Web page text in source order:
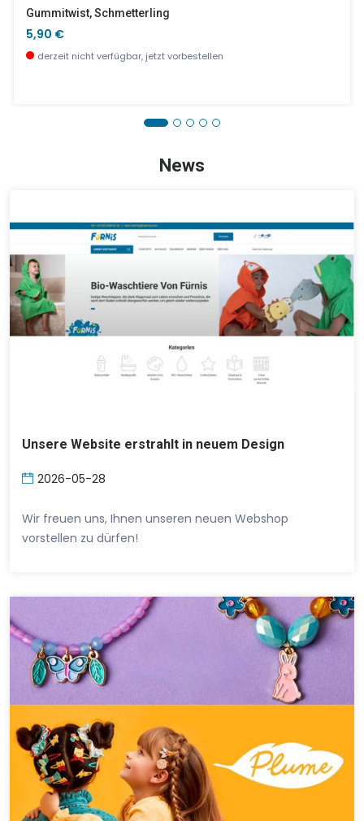
Gummitwist, Schmetterling
5,90 €
derzeit nicht verfügbar, jetzt vorbestellen
News
Unsere Website erstrahlt in neuem Design
2026-05-28
Wir freuen uns, Ihnen unseren neuen Webshop
vorstellen zu dürfen!